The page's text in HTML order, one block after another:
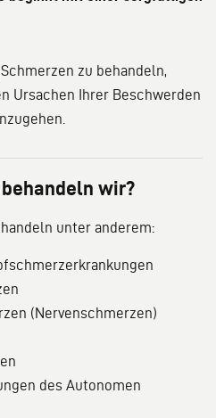
zu behandeln,
Ursachen Ihrer Beschwerden
wir?
unter anderem:
(Nervenschmerzen)
des Autonomen